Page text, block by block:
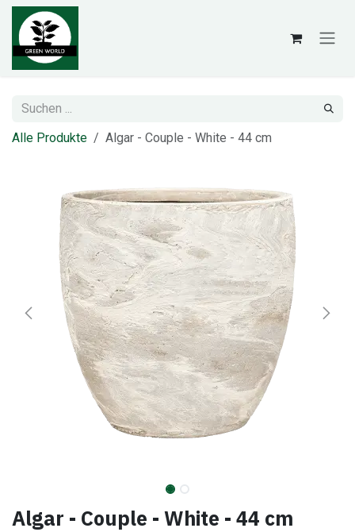
Zum Inhalt springen
Alle Produkte Algar - Couple - White - 44 cm
Algar - Couple - White - 44 cm